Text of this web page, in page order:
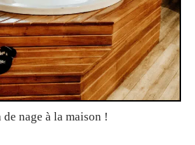
nage à la maison !